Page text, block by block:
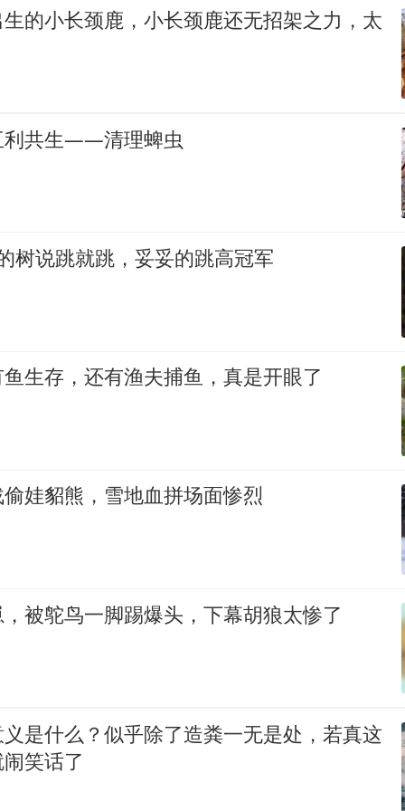
的小长颈鹿，小长颈鹿还无招架之力，太
利共生——清理蜱虫
树说跳就跳，妥妥的跳高冠军
生存，还有渔夫捕鱼，真是开眼了
娃貂熊，雪地血拼场面惨烈
被鸵鸟一脚踢爆头，下幕胡狼太惨了
是什么？似乎除了造粪一无是处，若真这
笑话了